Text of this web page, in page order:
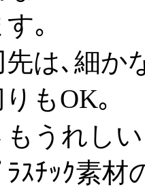
｡
先は､細か
もOK｡
うれし
ﾗｽﾁｯｸ素